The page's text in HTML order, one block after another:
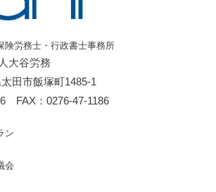
険労務士・行政書士事務所
大谷労務
田市飯塚町1485-1
FAX：0276-47-1186
ン
会